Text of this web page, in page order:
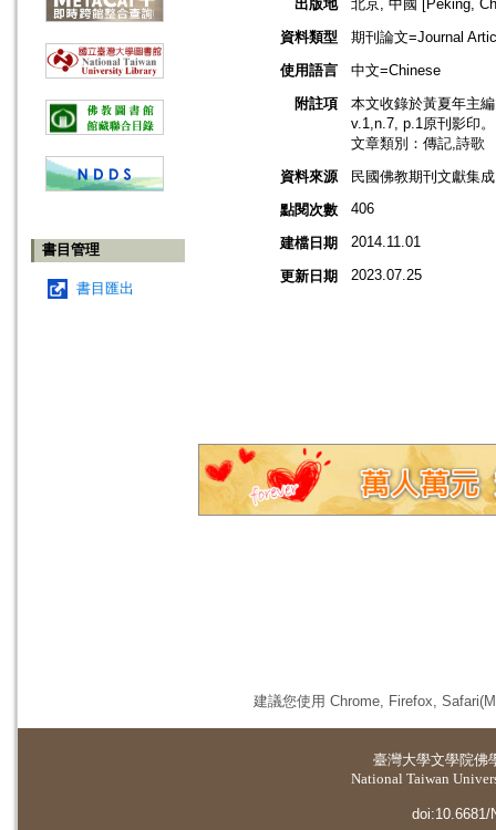
書目管理
書目匯出
出版地
北京, 中國 [Peking,
資料類型
期刊論文=Journal
使用語言
中文=Chinese
附註項
本文收錄於黃夏年主
v.1,n.7, p.1原刊影印。
文章類別：傳記,詩歌
資料來源
民國佛教期刊文獻集
點閱次數
406
建檔日期 2014.11.01
更新日期 2023.07.25
建議您使用 Chrome, Firefox,
臺灣大學文學院佛
National Taiwan
doi:10.6681/